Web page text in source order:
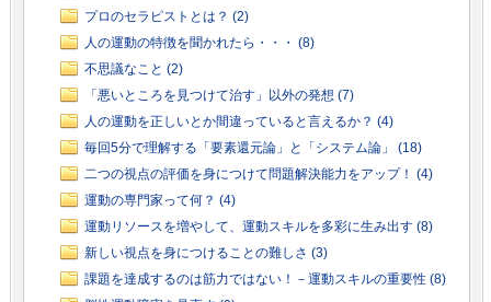
プロのセラピストとは？ (2)
人の運動の特徴を聞かれたら・・・ (8)
不思議なこと (2)
「悪いところを見つけて治す」以外の発想 (7)
人の運動を正しいとか間違っていると言えるか？ (4)
毎回5分で理解する「要素還元論」と「システム論」 (18)
二つの視点の評価を身につけて問題解決能力をアップ！ (4)
運動の専門家って何？ (4)
運動リソースを増やして、運動スキルを多彩に生み出す (8)
新しい視点を身につけることの難しさ (3)
課題を達成するのは筋力ではない！－運動スキルの重要性 (8)